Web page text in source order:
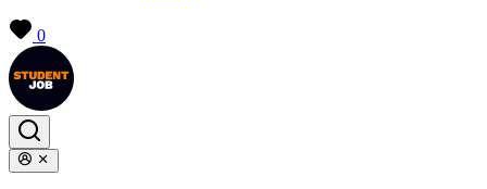
0